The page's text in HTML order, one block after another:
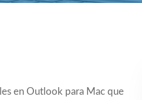
en Outlook para Mac que